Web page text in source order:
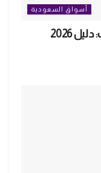
أسواق السعودية
شراء العقارات في السعودية للأجانب: دليل 2026